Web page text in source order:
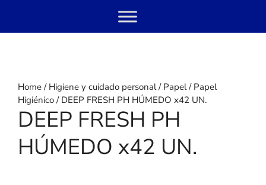
content
Home/ Higiene y cuidado personal/ Papel/ Papel
Higiénico/ DEEP FRESH PH HÚMEDO x42 UN.
DEEP FRESH PH
HÚMEDO x42 UN.